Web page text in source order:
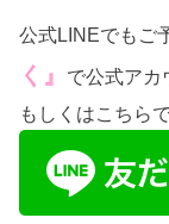
公式LINEでもご
く』
で公式アカ
もしくはこちら